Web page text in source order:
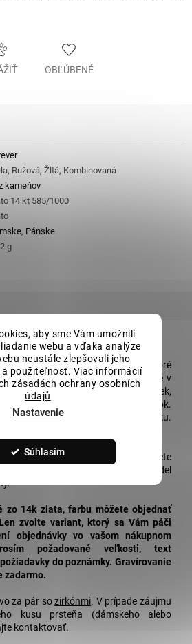
aby sme Vám umožnili
webu a vďaka analýze
neustále zlepšovali jeho
použiteľnosť. Viac informácií
zásadách ochrany osobních
údajů
Nastavenie
Súhlasím
OBĽÚBENÉ
Ružová, Žltá, Kombinovaná
kameňov
14 kt 585/1000
, Pánske
g
obľúbenésvadobné obrúčky , ktoré
Tento modelsvadobných obrúčok
je v
zlata. Prsteň je zložený z dvoch vlniek,
a symbolizujú tak Váš zväzok.
matný povrch, druhá je vo vysokom lesku.
vzhľadu ich môžete
zásnubným prsteňom. Tento model
zo 14k zlata, farbu môžete objednať
zvolte variant, ktorý sa Vám páči
objednávky vo vašom nákupnom
požadované veľkosti, text
do poznámky. Gravírovanie
zadarmo.
za pár sozirkónmi. V prípade záujmu
kusu prsteňa (dámskeho alebo
kontaktovať.